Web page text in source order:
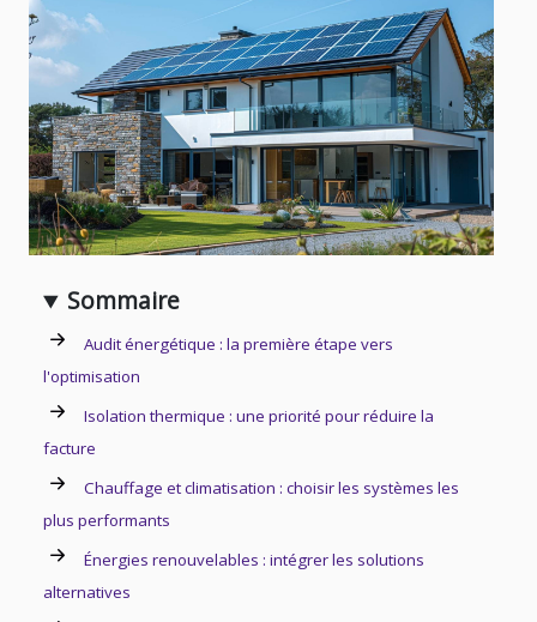
Sommaire
Audit énergétique : la première étape vers
l'optimisation
Isolation thermique : une priorité pour réduire la
facture
Chauffage et climatisation : choisir les systèmes les
plus performants
Énergies renouvelables : intégrer les solutions
alternatives